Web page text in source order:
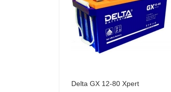
Delta GX 12-80 Xpert